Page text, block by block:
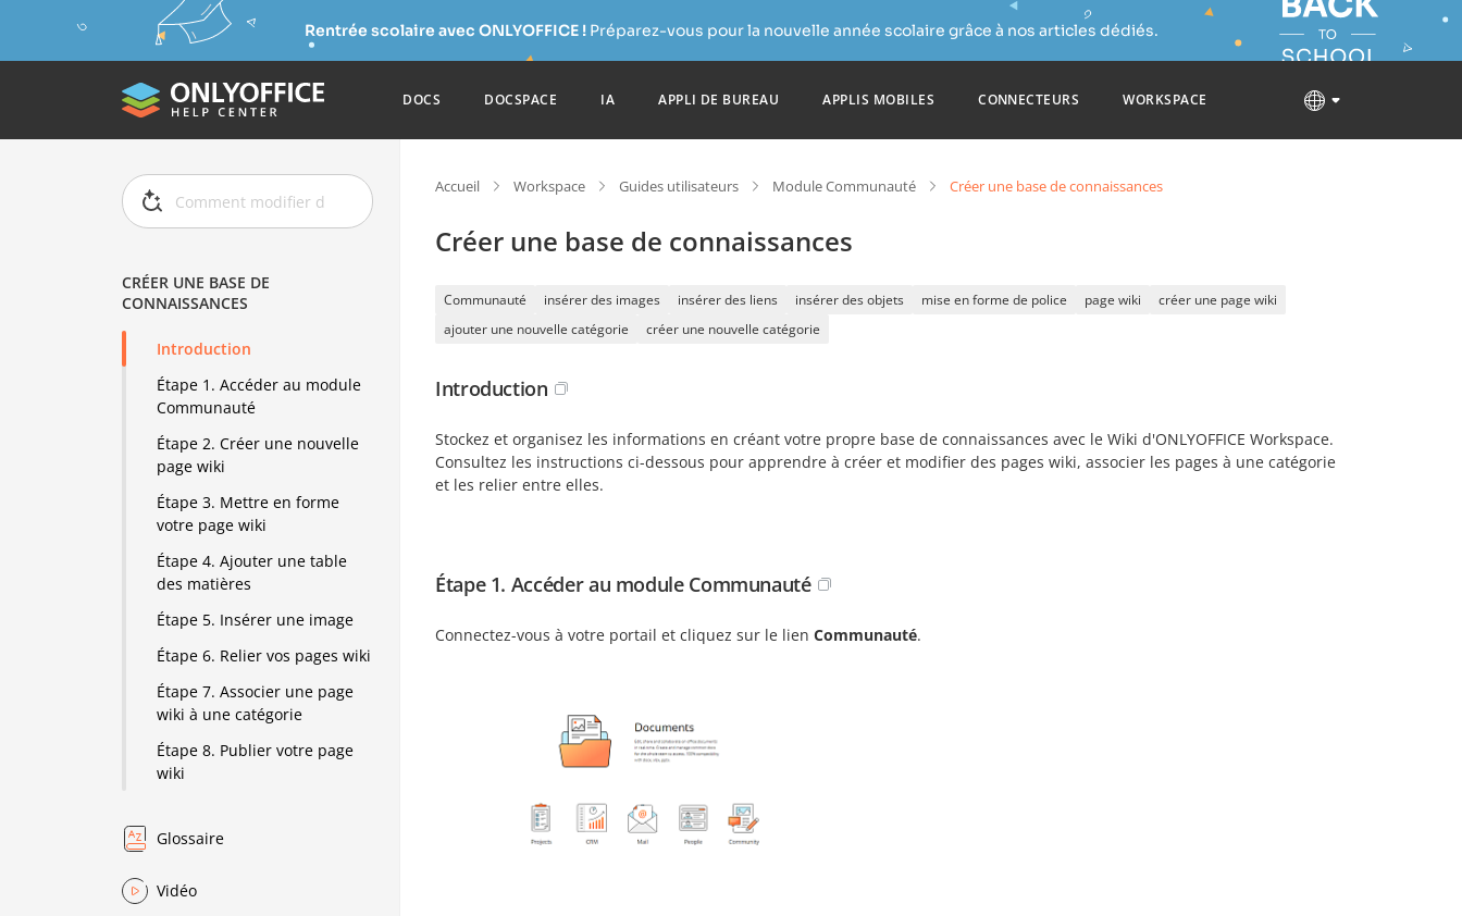
Rentrée scolaire avec ONLYOFFICE !Préparez-vous pour la nouvelle année scolaire grâce à nos articles dédiés.
DOCS DOCSPACE IA APPLI DE BUREAU APPLIS MOBILES CONNECTEURS WORKSPACE
CRÉER UNE BASE DE
CONNAISSANCES
Introduction
Étape 1. Accéder au module
Communauté
Étape 2. Créer une nouvelle
page wiki
Étape 3. Mettre en forme
votre page wiki
Étape 4. Ajouter une table
des matières
Étape 5. Insérer une image
Étape 6. Relier vos pages wiki
Étape 7. Associer une page
wiki à une catégorie
Étape 8. Publier votre page
wiki
Glossaire
Vidéo
Accueil Workspace Guides utilisateurs Module Communauté Créer une base de connaissances
Créer une base de connaissances
Communauté insérer des images insérer des liens insérer des objets mise en forme de police page wiki
créer une page wiki
ajouter une nouvelle catégorie
créer une nouvelle catégorie
Introduction
Stockez et organisez les informations en créant votre propre base de connaissances avec le Wiki d'ONLYOFFICE Workspace.
Consultez les instructions ci-dessous pour apprendre à créer et modifier des pages wiki, associer les pages à une catégorie
et les relier entre elles.
Étape 1. Accéder au module Communauté
Connectez-vous à votre portail et cliquez sur le lien Communauté.